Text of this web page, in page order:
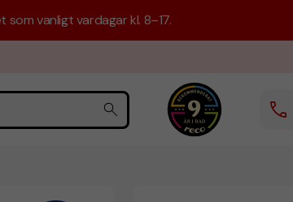
vanligt vardagar kl. 8–17.